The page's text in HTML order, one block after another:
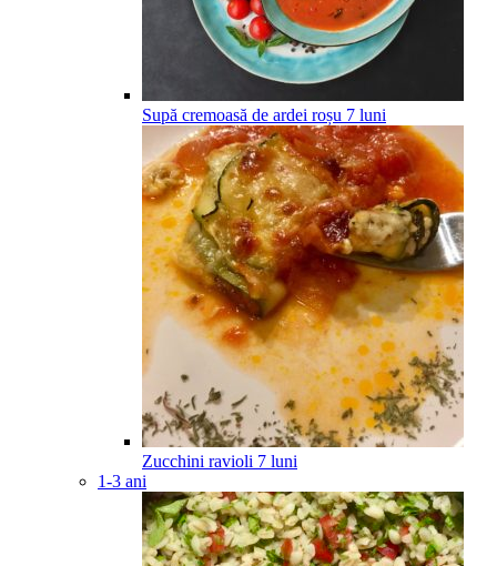
Supă cremoasă de ardei roșu 7 luni
Zucchini ravioli 7 luni
1-3 ani